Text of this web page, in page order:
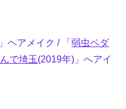
ヘアメイク / 「弱虫ペダ
で埼玉(2019年)」へアイ